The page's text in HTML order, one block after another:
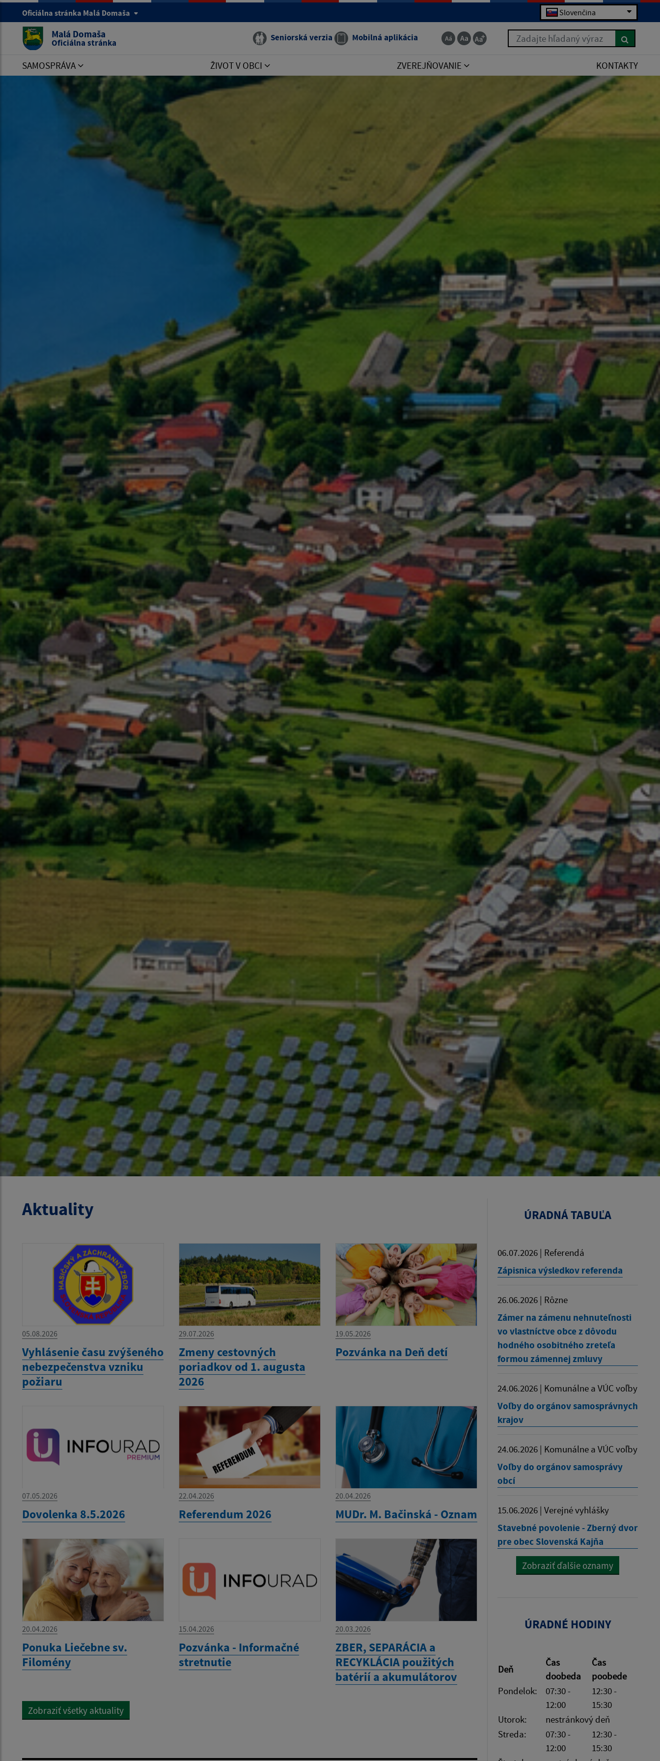
Oficiálna stránka Malá Domaša Slovenčina
Malá Domaša
Oficiálna stránka Seniorská verzia Mobilná aplikácia Zadajte hľadaný výraz
SAMOSPRÁVA ŽIVOT V OBCI ZVEREJŇOVANIE KONTAKTY
Aktuality
05.08.2026
Vyhlásenie času zvýšeného
nebezpečenstva vzniku
požiaru
29.07.2026
Zmeny cestovných
poriadkov od 1. augusta
2026
19.05.2026
Pozvánka na Deň detí
07.05.2026
Dovolenka 8.5.2026
22.04.2026
Referendum 2026
20.04.2026
MUDr. M. Bačinská - Oznam
20.04.2026
Ponuka Liečebne sv.
Filomény
15.04.2026
Pozvánka - Informačné
stretnutie
20.03.2026
ZBER, SEPARÁCIA a
RECYKLÁCIA použitých
batérií a akumulátorov
Zobraziť všetky aktuality
ÚRADNÁ TABUĽA
06.07.2026 | Referendá
Zápisnica výsledkov referenda
26.06.2026 | Rôzne
Zámer na zámenu nehnuteľnosti
vo vlastníctve obce z dôvodu
hodného osobitného zreteľa
formou zámennej zmluvy
24.06.2026 | Komunálne a VÚC voľby
Voľby do orgánov samosprávnych
krajov
24.06.2026 | Komunálne a VÚC voľby
Voľby do orgánov samosprávy
obcí
15.06.2026 | Verejné vyhlášky
Stavebné povolenie - Zberný dvor
pre obec Slovenská Kajňa
Zobraziť ďalšie oznamy
ÚRADNÉ HODINY
Deň
Čas
doobeda
Čas
poobede
Pondelok:
07:30 -
12:00
12:30 -
15:30
Utorok:
nestránkový deň
Streda:
07:30 -
12:00
12:30 -
15:30